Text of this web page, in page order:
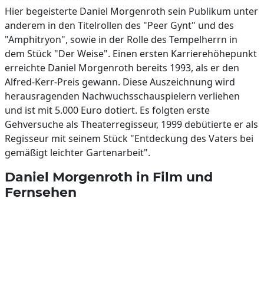
Hier begeisterte Daniel Morgenroth sein Publikum unter
anderem in den Titelrollen des "Peer Gynt" und des
"Amphitryon", sowie in der Rolle des Tempelherrn in
dem Stück "Der Weise". Einen ersten Karrierehöhepunkt
erreichte Daniel Morgenroth bereits 1993, als er den
Alfred-Kerr-Preis gewann. Diese Auszeichnung wird
herausragenden Nachwuchsschauspielern verliehen
und ist mit 5.000 Euro dotiert. Es folgten erste
Gehversuche als Theaterregisseur, 1999 debütierte er als
Regisseur mit seinem Stück "Entdeckung des Vaters bei
gemäßigt leichter Gartenarbeit".
Daniel Morgenroth in Film und
Fernsehen